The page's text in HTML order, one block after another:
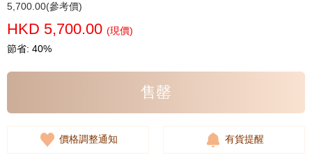
5,700.00(參考價)
HKD 5,700.00 (現價)
節省: 40%
售罄
價格調整通知 有貨提醒